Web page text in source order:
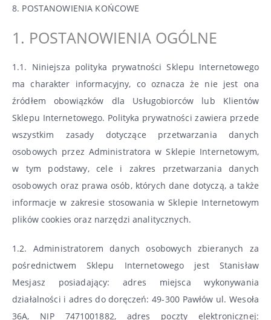
8. POSTANOWIENIA KOŃCOWE
1. POSTANOWIENIA OGÓLNE
1.1. Niniejsza polityka prywatności Sklepu Internetowego
ma charakter informacyjny, co oznacza że nie jest ona
źródłem obowiązków dla Usługobiorców lub Klientów
Sklepu Internetowego. Polityka prywatności zawiera przede
wszystkim zasady dotyczące przetwarzania danych
osobowych przez Administratora w Sklepie Internetowym,
w tym podstawy, cele i zakres przetwarzania danych
osobowych oraz prawa osób, których dane dotyczą, a także
informacje w zakresie stosowania w Sklepie Internetowym
plików cookies oraz narzędzi analitycznych.
1.2. Administratorem danych osobowych zbieranych za
pośrednictwem Sklepu Internetowego jest Stanisław
Mesjasz posiadający: adres miejsca wykonywania
działalności i adres do doręczeń: 49-300 Pawłów ul. Wesoła
36A, NIP 7471001882, adres poczty elektronicznej: